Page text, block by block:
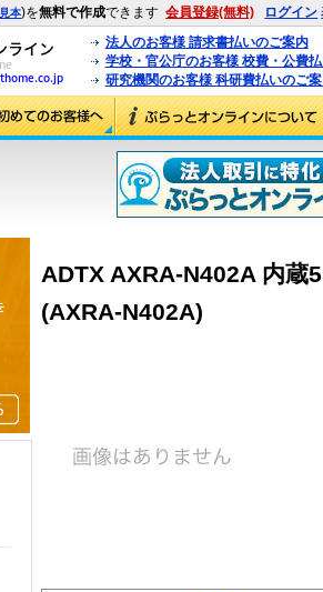
見本)を無料で作成できます 会員登録(無料) ログイン
法人のお客様 請求書払いのご案内
学校・官公庁のお客様 校費・公費
研究機関のお客様 科研費払いのご
ADTX AXRA-N402A 内
(AXRA-N402A)